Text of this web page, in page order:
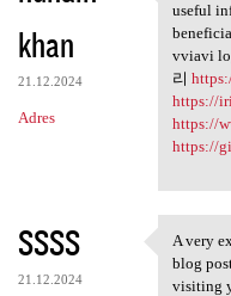
khan
21.12.2024
Adres
useful
vviavi
리
https://
https://
https://
SSSS
21.12.2024
A very
A very
blog
visiting